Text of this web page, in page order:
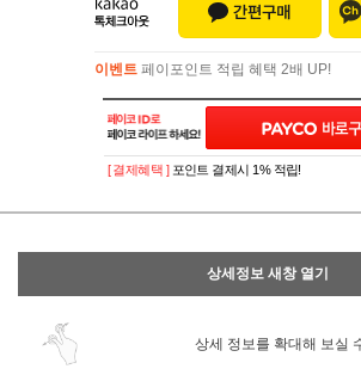
이벤트 페이포인트 적립 혜택 2배 UP!
이벤트페이포인트 적립 혜택 2배 UP!
[ 결제혜택 ] 포인트 결제시 1% 적립!
상세정보 새창 열기
상세 정보를 확대해 보실